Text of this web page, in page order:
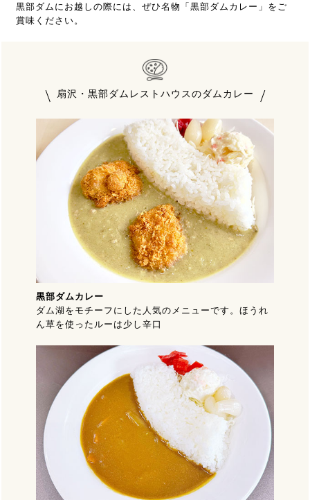
黒部ダムにお越しの際には、ぜひ名物「黒部ダムカレー」をご
賞味ください。
扇沢・黒部ダムレストハウスのダムカレー
黒部ダムカレー
ダム湖をモチーフにした人気のメニューです。ほうれ
ん草を使ったルーは少し辛口